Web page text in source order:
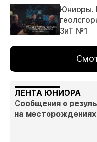
Юниоры.
ЗиТ №1
ЛЕНТА ЮНИОРА
Сообщения о
на месторождениях